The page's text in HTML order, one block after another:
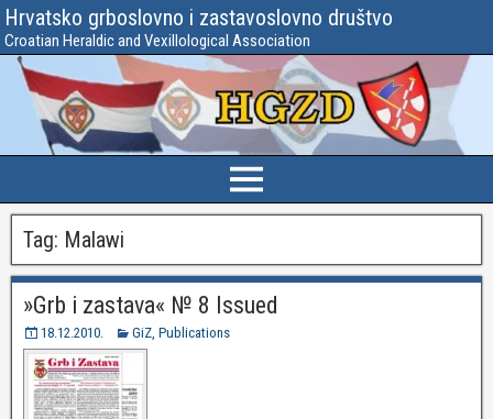
Hrvatsko grboslovno i zastavoslovno društvo
Croatian Heraldic and Vexillological Association
Tag: Malawi
»Grb i zastava« № 8 Issued
18.12.2010. GiZ, Publications